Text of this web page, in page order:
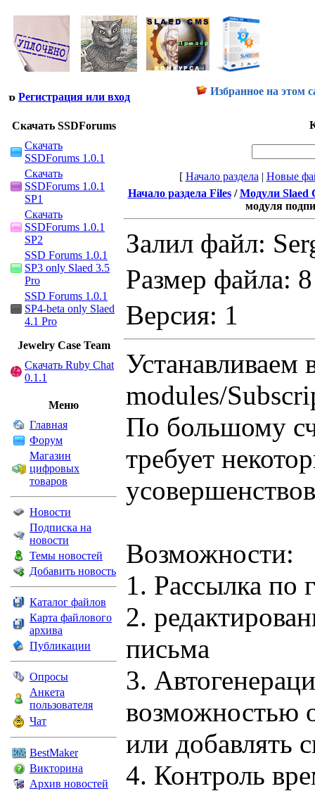
Регистрация или вход Избранное на этом
Скачать SSDForums
Скачать
SSDForums 1.0.1
Скачать
SSDForums 1.0.1
SP1
Скачать
SSDForums 1.0.1
SP2
SSD Forums 1.0.1
SP3 only Slaed 3.5
Pro
SSD Forums 1.0.1
SP4-beta only Slaed
4.1 Pro
Jewelry Сase Team
Скачать Ruby Chat
0.1.1
Меню
Главная
Форум
Магазин
цифровых
товаров
Новости
Подписка на
новости
Темы новостей
Добавить новость
Каталог файлов
Карта файлового
архива
Публикации
Опросы
Анкета
пользователя
Чат
BestMaker
Викторина
Архив новостей
[ Начало раздела | Новые
Начало раздела Files/Модули Slaed
модуля
Залил файл:
Размер файла:
Версия: 1
Устанавливаем
modules/
По большому
требует
Возможности:
1. Рассылка по
2.
письма
3.
возможностью
или добавлять
4. Контроль